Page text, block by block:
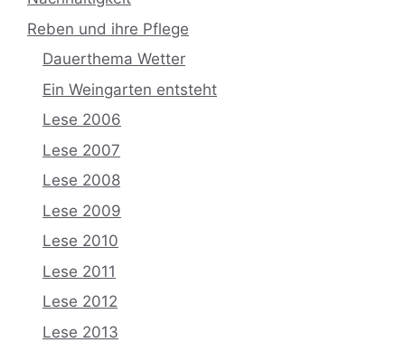
Reben und ihre Pflege
Dauerthema Wetter
Ein Weingarten entsteht
Lese 2006
Lese 2007
Lese 2008
Lese 2009
Lese 2010
Lese 2011
Lese 2012
Lese 2013